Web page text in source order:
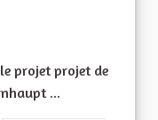
projet projet de
...